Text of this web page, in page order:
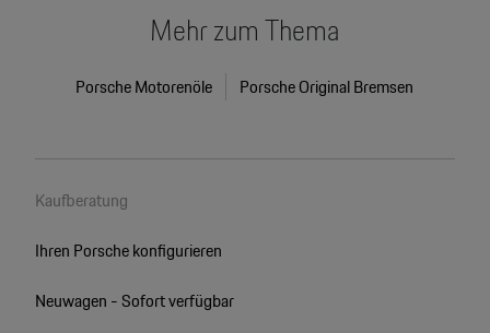
Mehr zum Thema
Porsche Motorenöle Porsche Original Bremsen
Kaufberatung
Ihren Porsche konfigurieren
Neuwagen - Sofort verfügbar